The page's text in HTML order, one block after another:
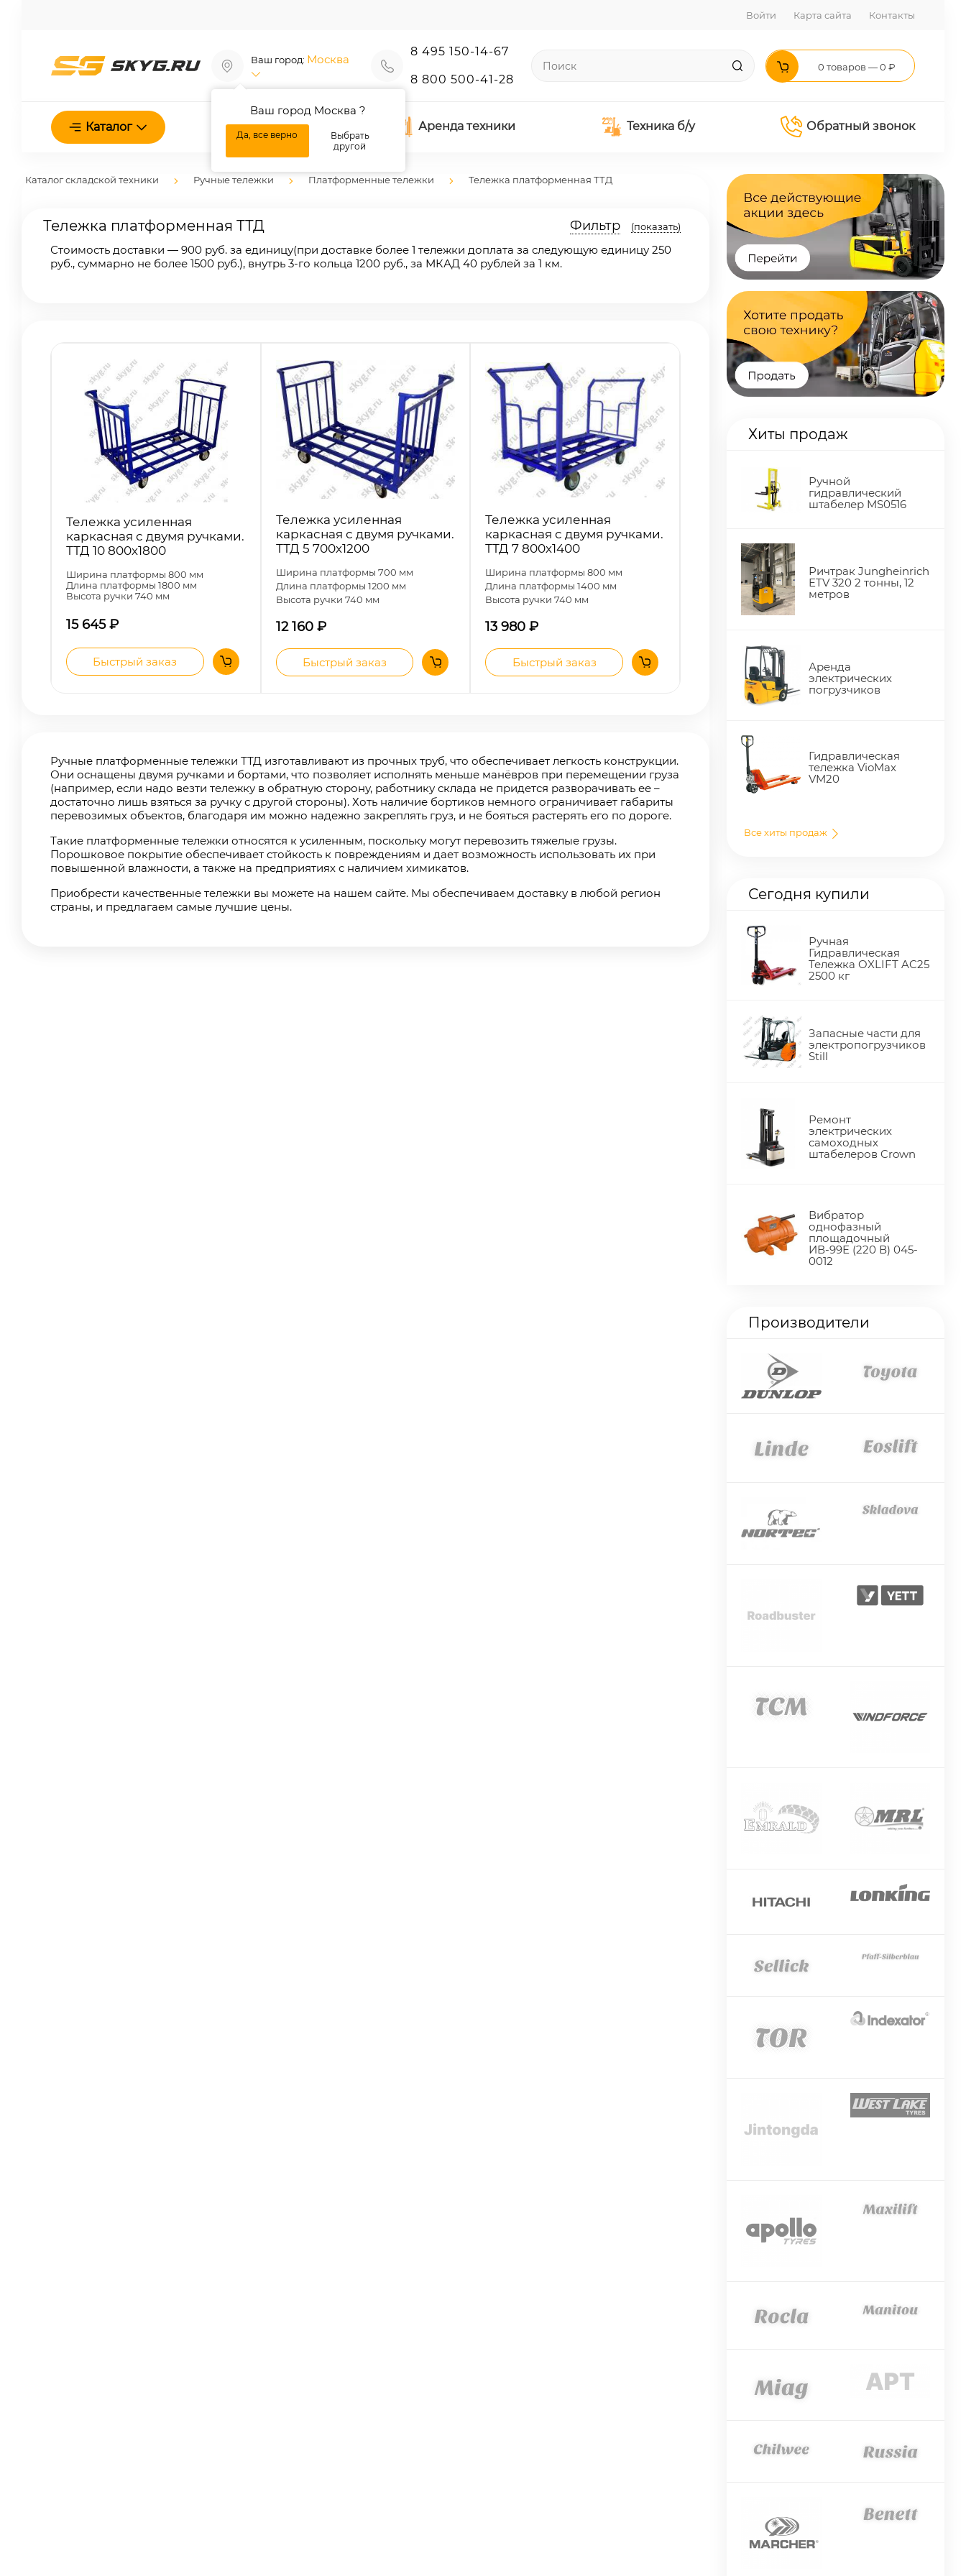
Войти Карта сайта Контакты
Ваш город: Москва
Ваш город Москва ?
Да, все верно
Выбрать
другой
8 495 150-14-67
8 800 500-41-28
0 товаров — 0 ₽
Каталог О нас Аренда техники Техника б/у Обратный звонок
Каталог складской техники Ручные тележки Платформенные тележки Тележка платформенная ТТД
Тележка платформенная ТТД Фильтр (показать)
Стоимость доставки — 900 руб. за единицу(при доставке более 1 тележки доплата за следующую единицу 250
руб., суммарно не более 1500 руб.), внутрь 3-го кольца 1200 руб., за МКАД 40 рублей за 1 км.
Тележка усиленная
каркасная с двумя ручками.
ТТД 10 800х1800
Ширина платформы 800 мм
Длина платформы 1800 мм
Высота ручки 740 мм
15 645₽
Быстрый заказ
Тележка усиленная
каркасная с двумя ручками.
ТТД 5 700х1200
Ширина платформы 700 мм
Длина платформы 1200 мм
Высота ручки 740 мм
12 160 ₽
Быстрый заказ
Тележка усиленная
каркасная с двумя ручками.
ТТД 7 800х1400
Ширина платформы 800 мм
Длина платформы 1400 мм
Высота ручки 740 мм
13 980₽
Быстрый заказ
Ручные платформенные тележки ТТД изготавливают из прочных труб, что обеспечивает легкость конструкции.
Они оснащены двумя ручками и бортами, что позволяет исполнять меньше манёвров при перемещении груза
(например, если надо везти тележку в обратную сторону, работнику склада не придется разворачивать ее –
достаточно лишь взяться за ручку с другой стороны). Хоть наличие бортиков немного ограничивает габариты
перевозимых объектов, благодаря им можно надежно закреплять груз, и не бояться растерять его по дороге.
Такие платформенные тележки относятся к усиленным, поскольку могут перевозить тяжелые грузы.
Порошковое покрытие обеспечивает стойкость к повреждениям и дает возможность использовать их при
повышенной влажности, а также на предприятиях с наличием химикатов.
Приобрести качественные тележки вы можете на нашем сайте. Мы обеспечиваем доставку в любой регион
страны, и предлагаем самые лучшие цены.
Хиты продаж
Ручной
гидравлический
штабелер MS0516
Ричтрак Jungheinrich
ETV 320 2 тонны, 12
метров
Аренда
электрических
погрузчиков
Гидравлическая
тележка VioMax
VM20
Все хиты продаж
Сегодня купили
Ручная
Гидравлическая
Тележка OXLIFT AC25
2500 кг
Запасные части для
электропогрузчиков
Still
Ремонт
электрических
самоходных
штабелеров Crown
Вибратор
однофазный
площадочный
ИВ-99Е (220 В) 045-
0012
Производители